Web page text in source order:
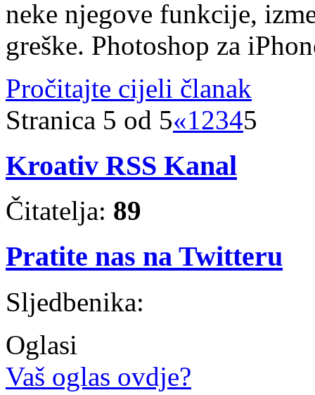
neke njegove funkcije,
greške. Photoshop za
Pročitajte cijeli članak
Stranica 5 od 5«12345
Kroativ RSS Kanal
Čitatelja: 89
Pratite nas na Twitteru
Sljedbenika:
Oglasi
Vaš oglas ovdje?